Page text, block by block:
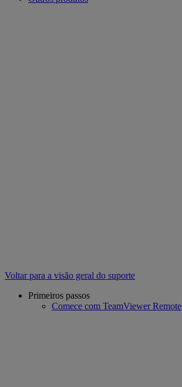
Voltar para a visão geral do suporte
Primeiros passos
Comece com TeamViewer Remote